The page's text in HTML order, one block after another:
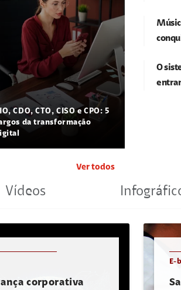
CDO, CTO, CISO e CPO: 5
da transformação
Ver todos
O
Vídeos
corporativa
E-